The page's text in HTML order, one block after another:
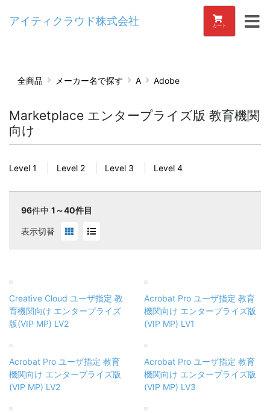
アイティクラウド株式会社 カート
全商品 メーカー名で探す A Adobe
Marketplace エンタープライズ版 教育機関
向け
Level 1 Level 2 Level 3 Level 4
96件中 1～40件目
表示切替
Creative Cloud ユーザ指定 教
育機関向け エンタープライズ
版(VIP MP) LV2
Acrobat Pro ユーザ指定 教育
機関向け エンタープライズ版
(VIP MP) LV1
Acrobat Pro ユーザ指定 教育
機関向け エンタープライズ版
(VIP MP) LV2
Acrobat Pro ユーザ指定 教育
機関向け エンタープライズ版
(VIP MP) LV3